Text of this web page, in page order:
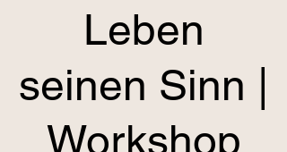
Leben
seinen Sinn |
Workshop